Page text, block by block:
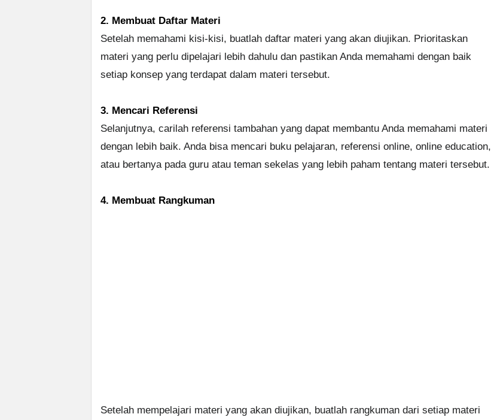
2. Membuat Daftar Materi
Setelah memahami kisi-kisi, buatlah daftar materi yang akan diujikan. Prioritaskan
materi yang perlu dipelajari lebih dahulu dan pastikan Anda memahami dengan baik
setiap konsep yang terdapat dalam materi tersebut.
3. Mencari Referensi
Selanjutnya, carilah referensi tambahan yang dapat membantu Anda memahami materi
dengan lebih baik. Anda bisa mencari buku pelajaran, referensi online, online education,
atau bertanya pada guru atau teman sekelas yang lebih paham tentang materi tersebut.
4. Membuat Rangkuman
Setelah mempelajari materi yang akan diujikan, buatlah rangkuman dari setiap materi